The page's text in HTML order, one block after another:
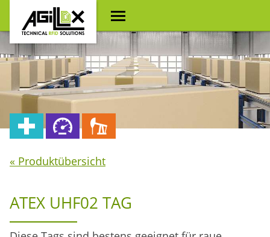
« Produktübersicht
ATEX UHF02 TAG